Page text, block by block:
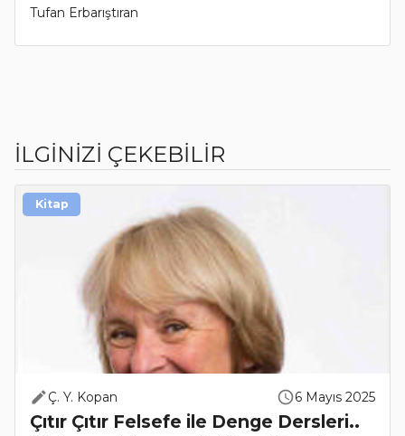
Tufan Erbarıştıran
İLGİNİZİ ÇEKEBİLİR
Ç. Y. Kopan 6 Mayıs 2025
Çıtır Çıtır Felsefe ile Denge Dersleri..
Kitap